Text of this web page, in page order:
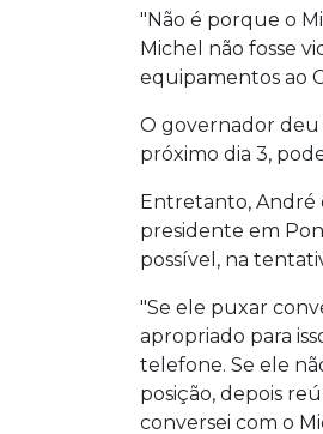
"Não é porque o
Michel não fosse
equipamentos ao
O governador deu
próximo dia 3,
Entretanto, André
presidente em
possível, na
"Se ele puxar
apropriado para
telefone. Se ele
posição, depois
conversei com o